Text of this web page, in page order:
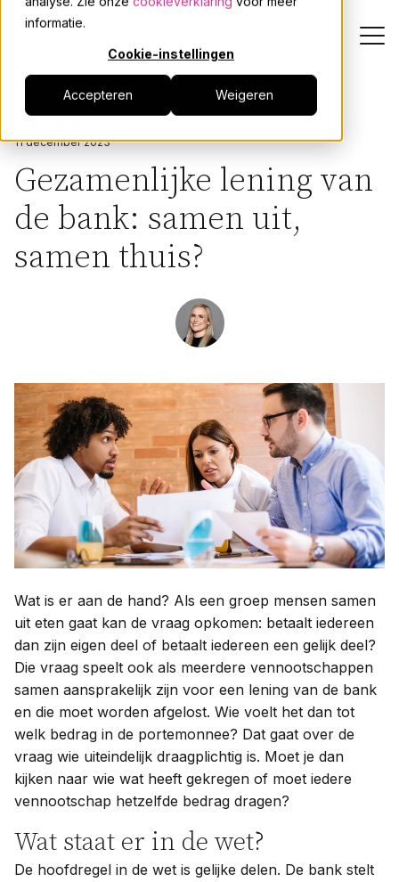
informatie.
Cookie-instellingen
Accepteren Weigeren
Dienstverlening
Actueel
Over JPR
Contact
Taal:
11 december 2023
Gezamenlijke lening van
de bank: samen uit,
samen thuis?
Wat is er aan de hand? Als een groep mensen samen
uit eten gaat kan de vraag opkomen: betaalt iedereen
dan zijn eigen deel of betaalt iedereen een gelijk deel?
Die vraag speelt ook als meerdere vennootschappen
samen aansprakelijk zijn voor een lening van de bank
en die moet worden afgelost. Wie voelt het dan tot
welk bedrag in de portemonnee? Dat gaat over de
vraag wie uiteindelijk draagplichtig is. Moet je dan
kijken naar wie wat heeft gekregen of moet iedere
vennootschap hetzelfde bedrag dragen?
Wat staat er in de wet?
De hoofdregel in de wet is gelijke delen. De bank stelt